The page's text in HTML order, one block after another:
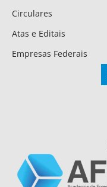
Circulares
Atas e Editais
Empresas Federais